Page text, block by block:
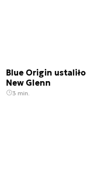
Blue Origin
New Glenn
3 min.